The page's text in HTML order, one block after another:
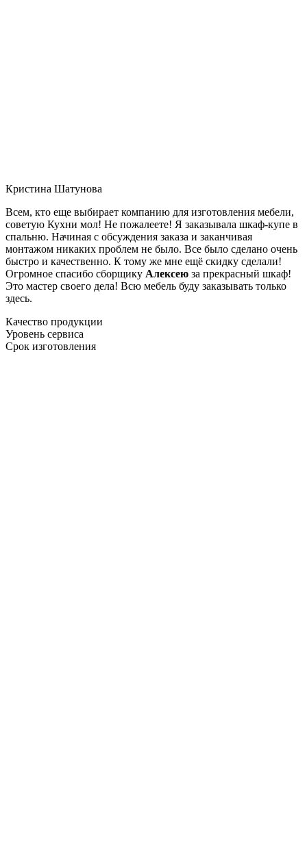
Кристина Шатунова
Всем, кто еще выбирает компанию для изготовления мебели,
советую Кухни мол! Не пожалеете! Я заказывала шкаф-купе в
спальню. Начиная с обсуждения заказа и заканчивая
монтажом никаких проблем не было. Все было сделано очень
быстро и качественно. К тому же мне ещё скидку сделали!
Огромное спасибо сборщику Алексею за прекрасный шкаф!
Это мастер своего дела! Всю мебель буду заказывать только
здесь.
Качество продукции
Уровень сервиса
Срок изготовления